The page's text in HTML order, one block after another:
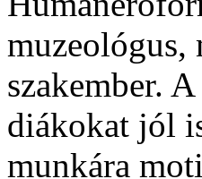
muzeológus,
szakember.
diákokat jól
munkára